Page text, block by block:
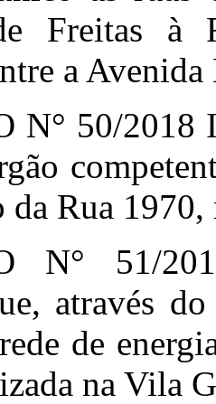
Freitas à
a
N° 50/2018
da Rua
N° 51/
através
de
na Vila